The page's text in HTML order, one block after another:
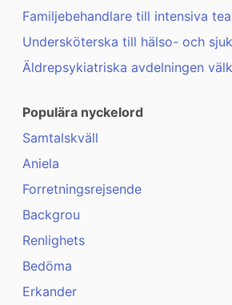
Familjebehandlare till intensiva
Undersköterska till hälso- och
Äldrepsykiatriska avdelningen
Populära nyckelord
Samtalskväll
Aniela
Forretningsrejsende
Backgrou
Renlighets
Bedöma
Erkander